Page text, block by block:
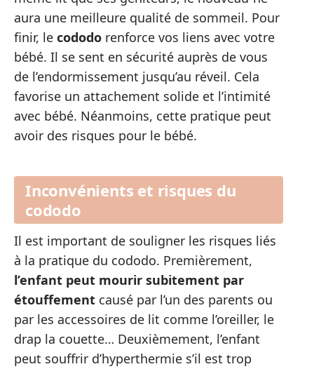
aura une meilleure qualité de sommeil. Pour
finir, le cododo renforce vos liens avec votre
bébé. Il se sent en sécurité auprès de vous
de l’endormissement jusqu’au réveil. Cela
favorise un attachement solide et l’intimité
avec bébé. Néanmoins, cette pratique peut
avoir des risques pour le bébé.
Inconvénients et risques du
cododo
Il est important de souligner les risques liés
à la pratique du cododo. Premièrement,
l’enfant peut mourir subitement par
étouffement causé par l’un des parents ou
par les accessoires de lit comme l’oreiller, le
drap la couette… Deuxièmement, l’enfant
peut souffrir d’hyperthermie s’il est trop